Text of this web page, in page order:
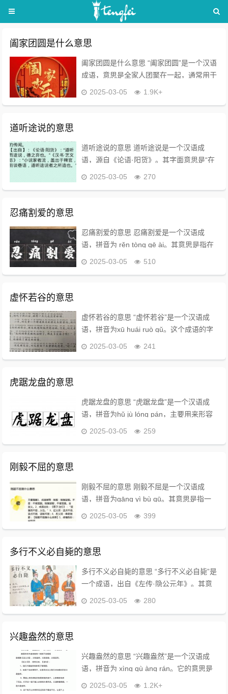
阖家团圆是什么意思
阖家团圆是什么意思 “阖家团圆”是一个汉语
成语，意思是全家人团聚在一起，通常用于
2025-03-05 1.9K+
道听途说的意思
道听途说的意思 道听途说是一个汉语成
语，源自《论语·阳货》。其字面意思是“在
2025-03-05 270
忍痛割爱的意思
忍痛割爱的意思 忍痛割爱是一个汉语成
语，拼音为 rěn tòng gē ài。其意思是指在
2025-03-05 510
虚怀若谷的意思
虚怀若谷的意思 “虚怀若谷”是一个汉语成
语，拼音为xū huái ruò gǔ。这个成语的字
2025-03-05 241
虎踞龙盘的意思
虎踞龙盘的意思 “虎踞龙盘”是一个汉语成
语，拼音为hǔ jù lóng pán，主要用来形容
2025-03-05 259
刚毅不屈的意思
刚毅不屈的意思 刚毅不屈是一个汉语成
语，拼音为gāng yì bù qū。其意思是指一
2025-03-05 399
多行不义必自毙的意思
多行不义必自毙的意思 “多行不义必自毙”是
一个成语，出自《左传·隐公元年》。其意
2025-03-05 280
兴趣盎然的意思
兴趣盎然的意思 “兴趣盎然”是一个汉语成
语，拼音为 xìng qù àng rán。它的意思是
2025-03-05 1.2K+